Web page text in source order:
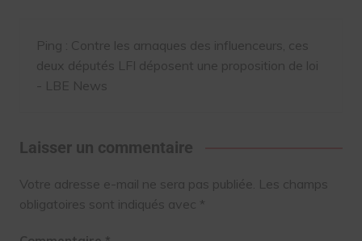
Ping : Contre les arnaques des influenceurs, ces
deux députés LFI déposent une proposition de loi
- LBE News
Laisser un commentaire
Votre adresse e-mail ne sera pas publiée. Les champs
obligatoires sont indiqués avec *